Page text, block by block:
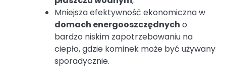
Mniejsza efektywność ekonomiczna w
domach energooszczędnych o
bardzo niskim zapotrzebowaniu na
ciepło, gdzie kominek może być używany
sporadycznie.